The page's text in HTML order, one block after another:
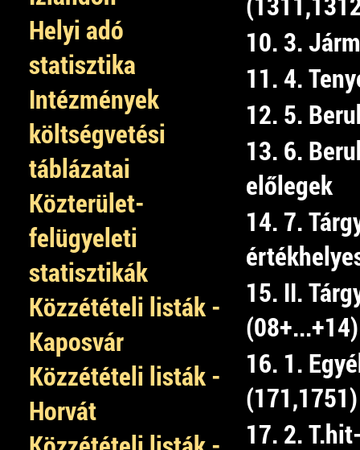
Helyi adó
statisztika
Intézmények
költségvetési
táblázatai
Közterület-
felügyeleti
statisztikák
Közzétételi listák -
Kaposvár
Közzétételi listák -
Horvát
10. 3.
11. 4.
12. 5.
13. 6.
előlegek
14. 7.
15. II.
(08+...+14)
16. 1.
(171,1751)
17. 2.